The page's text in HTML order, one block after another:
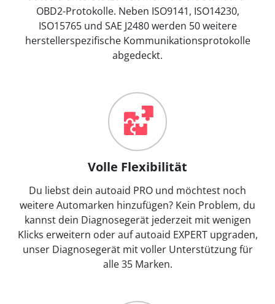
OBD2-Protokolle. Neben ISO9141, ISO14230,
ISO15765 und SAE J2480 werden 50 weitere
herstellerspezifische Kommunikationsprotokolle
abgedeckt.
Volle Flexibilität
Du liebst dein autoaid PRO und möchtest noch
weitere Automarken hinzufügen? Kein Problem, du
kannst dein Diagnosegerät jederzeit mit wenigen
Klicks erweitern oder auf autoaid EXPERT upgraden,
unser Diagnosegerät mit voller Unterstützung für
alle 35 Marken.